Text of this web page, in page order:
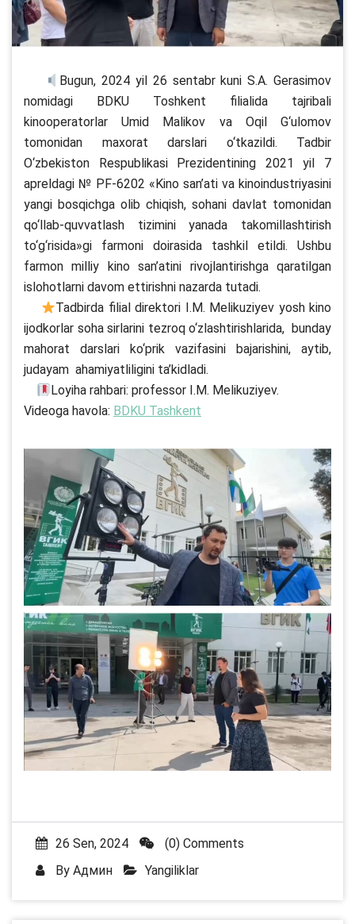
Bugun, 2024 yil 26 sentabr kuni S.A. Gerasimov
nomidagi BDKU Toshkent filialida tajribali
kinooperatorlar Umid Malikov va Oqil G‘ulomov
tomonidan maxorat darslari o‘tkazildi. Tadbir
O‘zbekiston Respublikasi Prezidentining 2021 yil 7
apreldagi № PF-6202 «Kino san’ati va kinoindustriyasini
yangi bosqichga olib chiqish, sohani davlat tomonidan
qo‘llab-quvvatlash tizimini yanada takomillashtirish
to‘g‘risida»gi farmoni doirasida tashkil etildi. Ushbu
farmon milliy kino san’atini rivojlantirishga qaratilgan
islohotlarni davom ettirishni nazarda tutadi.
Tadbirda filial direktori I.M. Melikuziyev yosh kino
ijodkorlar soha sirlarini tezroq o‘zlashtirishlarida, bunday
mahorat darslari ko‘prik vazifasini bajarishini, aytib,
judayam ahamiyatliligini ta’kidladi.
Loyiha rahbari: professor I.M. Melikuziyev.
Videoga havola: BDKU Tashkent
26 Sen, 2024
(0) Comments
By Админ Yangiliklar